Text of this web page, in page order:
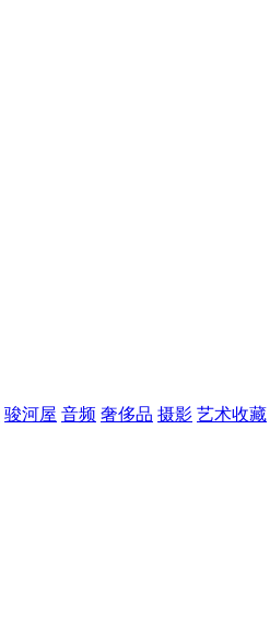
骏河屋 音频 奢侈品 摄影 艺术收藏